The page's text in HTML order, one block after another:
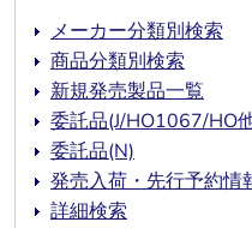
メーカー分類別検索
商品分類別検索
新規発売製品一覧
委託品(J/HO1067/HO
委託品(N)
発売入荷・先行予約情
詳細検索